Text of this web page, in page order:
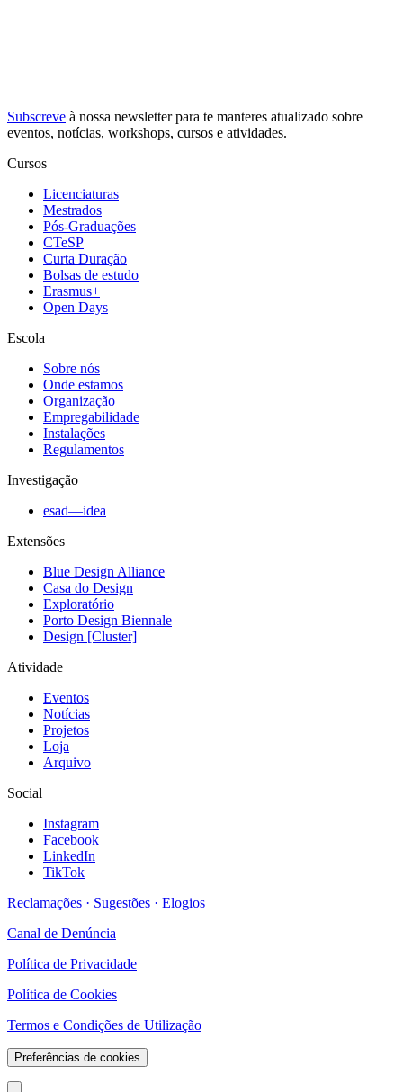
Subscreve à nossa newsletterpara te manteres atualizado sobre
eventos, notícias, workshops, cursos e atividades.
Cursos
Licenciaturas
Mestrados
Pós-Graduações
CTeSP
Curta Duração
Bolsas de estudo
Erasmus+
Open Days
Escola
Sobre nós
Onde estamos
Organização
Empregabilidade
Instalações
Regulamentos
Investigação
esad—idea
Extensões
Blue Design Alliance
Casa do Design
Exploratório
Porto Design Biennale
Design [Cluster]
Atividade
Eventos
Notícias
Projetos
Loja
Arquivo
Social
Instagram
Facebook
LinkedIn
TikTok
Reclamações · Sugestões · Elogios
Canal de Denúncia
Política de Privacidade
Política de Cookies
Termos e Condições de Utilização
Preferências de cookies